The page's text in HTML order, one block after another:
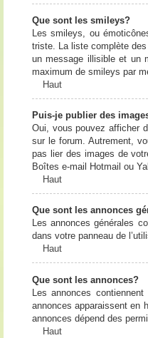
Que sont les smileys?
Les smileys, ou
triste. La liste complète
un message illisible et un
maximum de smileys par
Haut
Puis-je publier des
Oui, vous pouvez afficher
sur le forum. Autrement,
pas lier des images de
Boîtes e-mail Hotmail ou
Haut
Que sont les annonces
Les annonces générales
dans votre panneau de
Haut
Que sont les annonces?
Les annonces
annonces apparaissent en
annonces dépend des
Haut